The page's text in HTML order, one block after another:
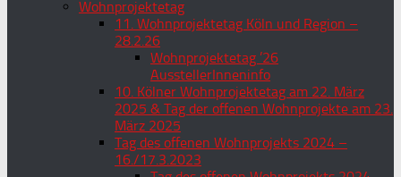
Wohnprojektetag
11. Wohnprojektetag Köln und Region –
28.2.26
Wohnprojektetag ’26
AusstellerInneninfo
10. Kölner Wohnprojektetag am 22. März
2025 & Tag der offenen Wohnprojekte am 23.
März 2025
Tag des offenen Wohnprojekts 2024 –
16./17.3.2023